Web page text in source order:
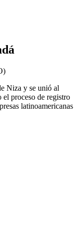
)
Niza y se unió al
proceso de registro
latinoamericanas